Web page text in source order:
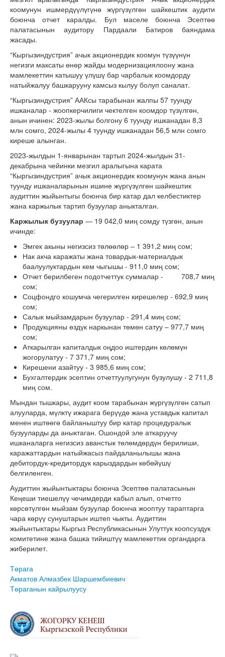
коомунун ишмердүүлүгүнө жүргүзүлгөн шайкештик аудити
боюнча отчет каралды. Бул маселе боюнча Эсептөө
палатасынын аудитору Пардаали Батиров баяндама
жасады.
“Кыргызиндустрия” ачык акционердик коомун түзүүнүн
негизги максаты өнөр жайды модернизациялоону жана
мамлекеттин катышуу үлүшү бар чарбалык коомдорду
натыйжалуу башкарууну камсыз кылуу болуп саналат.
“Кыргызиндустрия” ААКсы тарабынан жалпы 57 туунду
ишканалар - жоопкерчилиги чектелген коомдор түзүлгөн,
анын ичинен: 2023-жылы болгону 6 туунду ишканадан 8,3
млн сомго, 2024-жылы 4 туунду ишканадан 56,5 млн сомго
киреше алынган.
2023-жылдын 1-январынан тартып 2024-жылдын 31-
декабрына чейинки мезгил аралыгына карата
“Кыргызиндустрия” ачык акционердик коомунун жана анын
туунду ишканаларынын ишине жүргүзүлгөн шайкештик
аудиттин жыйынтыгы боюнча бир катар дал келбестиктер
жана каржылык тартип бузуулар аныкталган.
Каржылык бузуулар — 19 042,0 миң сомду түзгөн, анын
ичинде:
Эмгек акыны негизсиз төлөөлөр – 1 391,2 миң сом;
Нак акча каражаты жана товардык-материалдык
баалуулуктардын кем чыгышы - 911,0 миң сом;
Отчет берилбеген подотчеттук суммалар - 708,7 миң
сом;
Соцфондго кошумча чегерилген кирешелер - 692,9 миң
сом;
Салык мыйзамдарын бузуулар - 291,4 миң сом;
Продукцияны өздүк наркынан төмөн сатуу – 977,7 миң
сом;
Аткарылган капиталдык оңдоо иштердин көлөмүн
жогорулатуу - 7 371,7 миң сом;
Кирешени азайтуу - 3 985,6 миң сом;
Бухгалтердик эсептин отчеттуулугунун бузулушу - 2 711,8
миң сом.
Мындан тышкары, аудит коом тарабынан жүргүзүлгөн сатып
алууларда, мүлктү ижарага берүүдө жана уставдык капитал
менен иштөөгө байланыштуу бир катар процедуралык
бузууларды да аныктаган. Ошондой эле аткаруучу
ишканаларга негизсиз аванстык төлөмдөрдүн берилиши,
каражаттардын натыйжасыз пайдаланылышы жана
дебитордук-кредитордук карыздардын көбөйүшү
белгиленген.
Аудиттин жыйынтыктары боюнча Эсептөө палатасынын
Кеңеши тиешелүү чечимдерди кабыл алып, отчетто
көрсөтүлгөн мыйзам бузуулар боюнча жооптуу тараптарга
чара көрүү сунуштарын иштеп чыкты. Аудиттин
жыйынтыктары Кыргыз Республикасынын Улуттук коопсуздук
комитетине жана башка тийиштүү мамлекеттик органдарга
жиберилет.
Төрага
Акматов Алмазбек Шаршембиевич
Төраганын кайрылуусу